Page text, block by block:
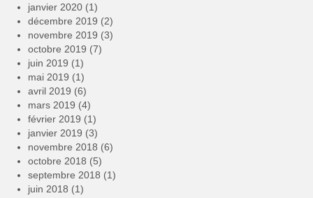
janvier 2020 (1)
décembre 2019 (2)
novembre 2019 (3)
octobre 2019 (7)
juin 2019 (1)
mai 2019 (1)
avril 2019 (6)
mars 2019 (4)
février 2019 (1)
janvier 2019 (3)
novembre 2018 (6)
octobre 2018 (5)
septembre 2018 (1)
juin 2018 (1)